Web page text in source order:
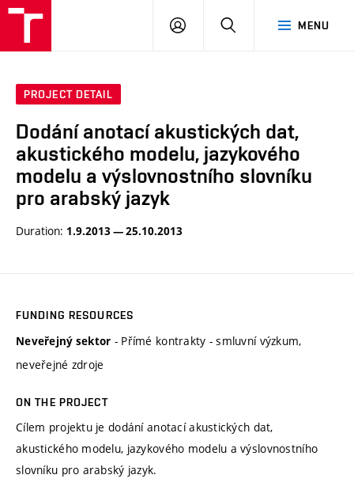
MENU
LOG
SEARCH
PROJECT DETAIL
Dodání anotací akustických dat,
akustického modelu, jazykového
modelu a výslovnostního slovníku
pro arabský jazyk
Duration: 1.9.2013 — 25.10.2013
FUNDING RESOURCES
Neveřejný sektor - Přímé kontrakty - smluvní výzkum,
neveřejné zdroje
ON THE PROJECT
Cílem projektu je dodání anotací akustických dat,
akustického modelu, jazykového modelu a výslovnostního
slovníku pro arabský jazyk.